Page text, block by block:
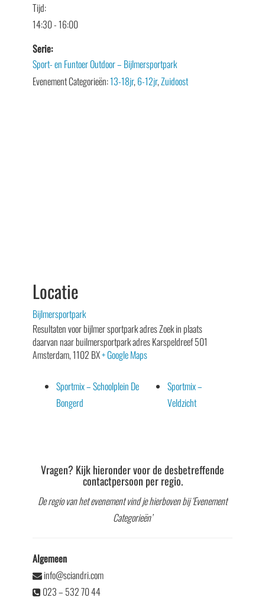
Tijd:
14:30 - 16:00
Serie:
Sport- en Funtoer Outdoor – Bijlmersportpark
Evenement Categorieën:13-18jr,6-12jr,Zuidoost
Locatie
Bijlmersportpark
Resultaten voor bijlmer sportpark adres Zoek in plaats
daarvan naar builmersportpark adres Karspeldreef 501
Amsterdam,1102 BX+ Google Maps
Sportmix – Schoolplein De
Bongerd
Sportmix –
Veldzicht
Vragen? Kijk hieronder voor de desbetreffende
contactpersoon per regio.
De regio van het evenement vind je hierboven bij ‘Evenement
Categorieën’
Algemeen
info@sciandri.com
023 – 532 70 44